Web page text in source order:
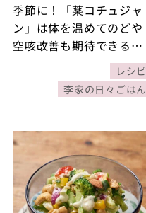
季節に！「薬コチュジャ
ン」は体を温めてのどや
空咳改善も期待できる肉
みそ！【李家の日々ごは
レシピ
李家の日々ごはん